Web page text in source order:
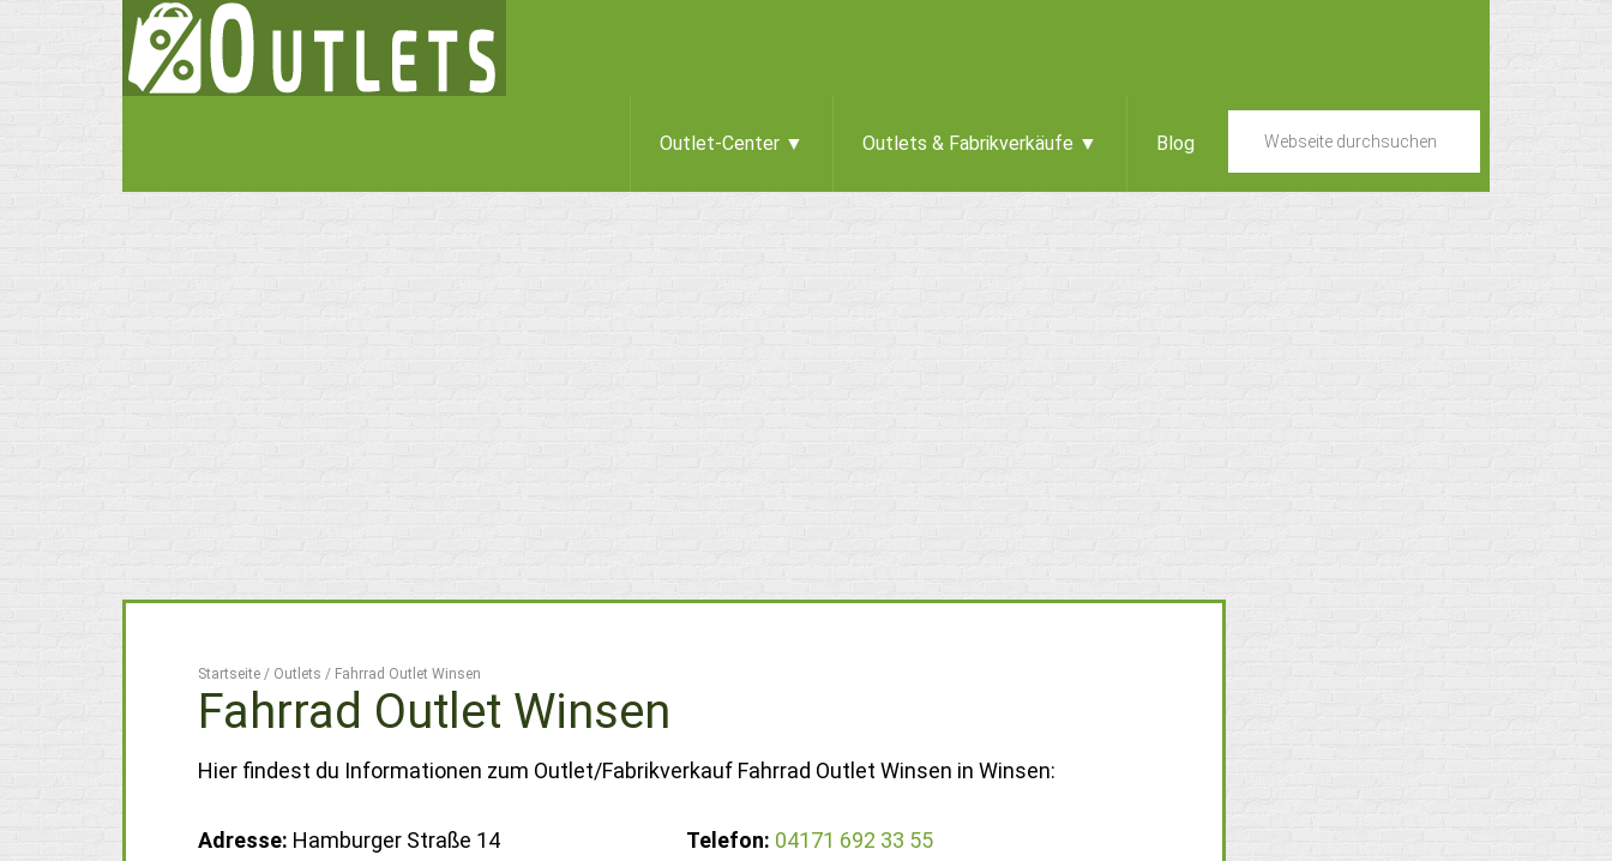
Outlet-Center ▼ Outlets & Fabrikverkäufe ▼ Blog
Startseite / Outlets / Fahrrad Outlet Winsen
Fahrrad Outlet Winsen
Hier findest du Informationen zum Outlet/Fabrikverkauf Fahrrad Outlet Winsen in Winsen:
Adresse: Hamburger Straße 14
Telefon: 04171 692 33 55